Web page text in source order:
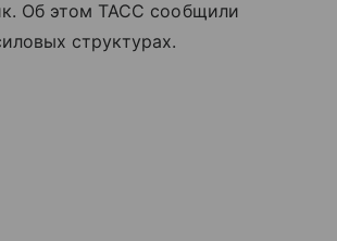
Об этом ТАСС сообщили
структурах.